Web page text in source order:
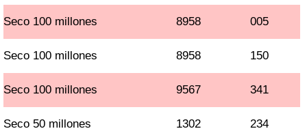
Seco 100 millones 8958 005
Seco 100 millones 8958 150
Seco 100 millones 9567 341
Seco 50 millones 1302 234